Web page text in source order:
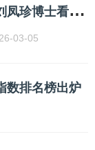
刘
志丹将军外孙女刘凤珍博士看望原8341部队副政委
03-05
数排名榜出炉